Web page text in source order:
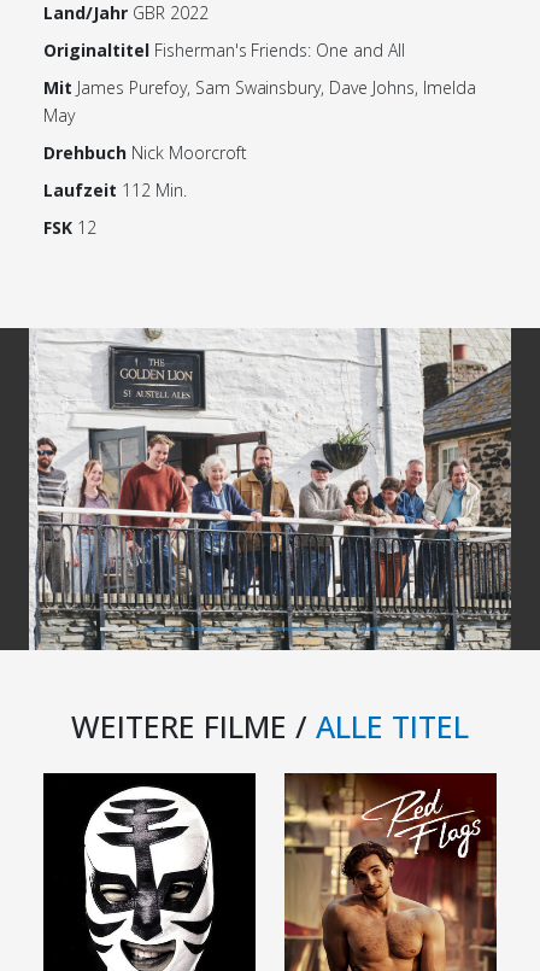
Land/Jahr GBR 2022
Originaltitel Fisherman's Friends: One and All
Mit James Purefoy, Sam Swainsbury, Dave Johns, Imelda
May
Drehbuch Nick Moorcroft
Laufzeit 112 Min.
FSK 12
Previous Next
WEITERE FILME / ALLE TITEL